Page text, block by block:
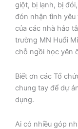
giột, bị lạnh, bị
đón nhận tình
của các nhà hảo
trường MN Huổi
chỗ ngồi học yên
Biết ơn các Tổ
chung tay để dự
dụng.
Ai có nhiều góp